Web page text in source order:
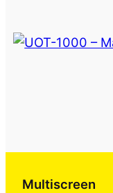
Multiscreen